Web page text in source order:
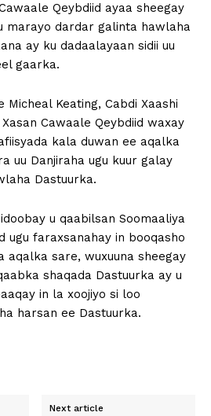
Qeybdiid ayaa sheegay
marayo dardar galinta hawlaha
ay ku dadaalayaan sidii uu
gaarka.
Micheal Keating, Cabdi Xaashi
Cawaale Qeybdiid waxay
kala duwan ee aqalka
uu Danjiraha ugu kuur galay
Dastuurka.
u qaabilsan Soomaaliya
ugu faraxsanahay in booqasho
aqalka sare, wuxuuna sheegay
shaqada Dastuurka ay u
in la xoojiyo si loo
harsan ee Dastuurka.
Next article